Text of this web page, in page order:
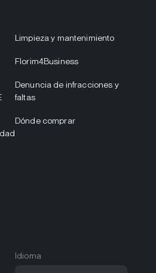
Limpieza y mantenimiento
Florim4Business
Denuncia de infracciones y
faltas
Dónde comprar
Idioma